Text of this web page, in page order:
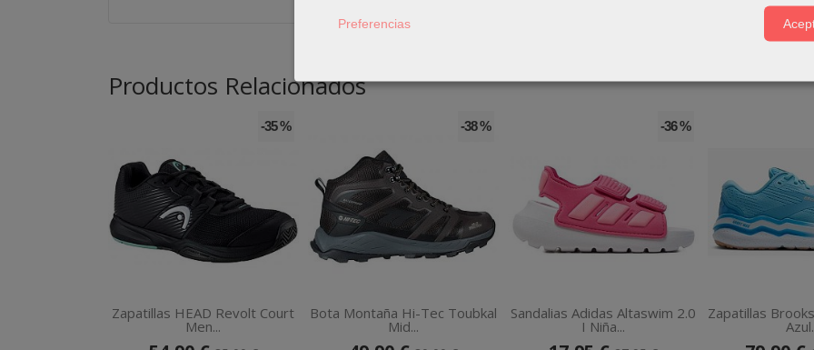
Productos Relacionados
-35 %
Zapatillas HEAD Revolt Court
Men...
-38 %
Bota Montaña Hi-Tec Toubkal
Mid...
-36 %
Sandalias Adidas Altaswim 2.0
I Niña...
Zapatillas
Preferencias